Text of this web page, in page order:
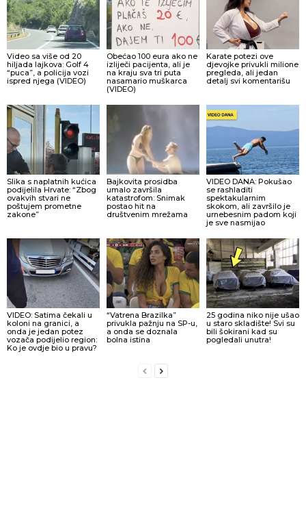
Video sa više od 20
hiljada lajkova: Golf 4
“puca”, a policija vozi
ispred njega (VIDEO)
Obećao 100 eura ako ne
izliječi pacijenta, ali je
na kraju sva tri puta
nasamario muškarca
(VIDEO)
Karate potezi ove
djevojke privukli milione
pregleda, ali jedan
detalj svi komentarišu
Slika s naplatnih kućica
podijelila Hrvate: “Zbog
ovakvih stvari ne
poštujem prometne
zakone”
Bajkovita prosidba
umalo završila
katastrofom: Snimak
postao hit na
društvenim mrežama
VIDEO DANA: Pokušao
se rashladiti
spektakularnim
skokom, ali završilo je
urnebesnim padom koji
je sve nasmijao
VIDEO: Satima čekali u
koloni na granici, a
onda je jedan potez
vozača podijelio region:
Ko je ovdje bio u pravu?
“Vatrena Brazilka”
privukla pažnju na SP-u,
a onda se doznala
bolna istina
25 godina niko nije ušao
u staro skladište! Svi su
bili šokirani kad su
pogledali unutra!